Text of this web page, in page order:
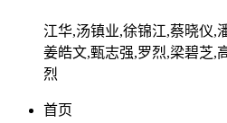
江华,汤镇业,徐锦江,蔡晓仪,
姜皓文,甄志强,罗烈,梁碧芝,
烈
首页